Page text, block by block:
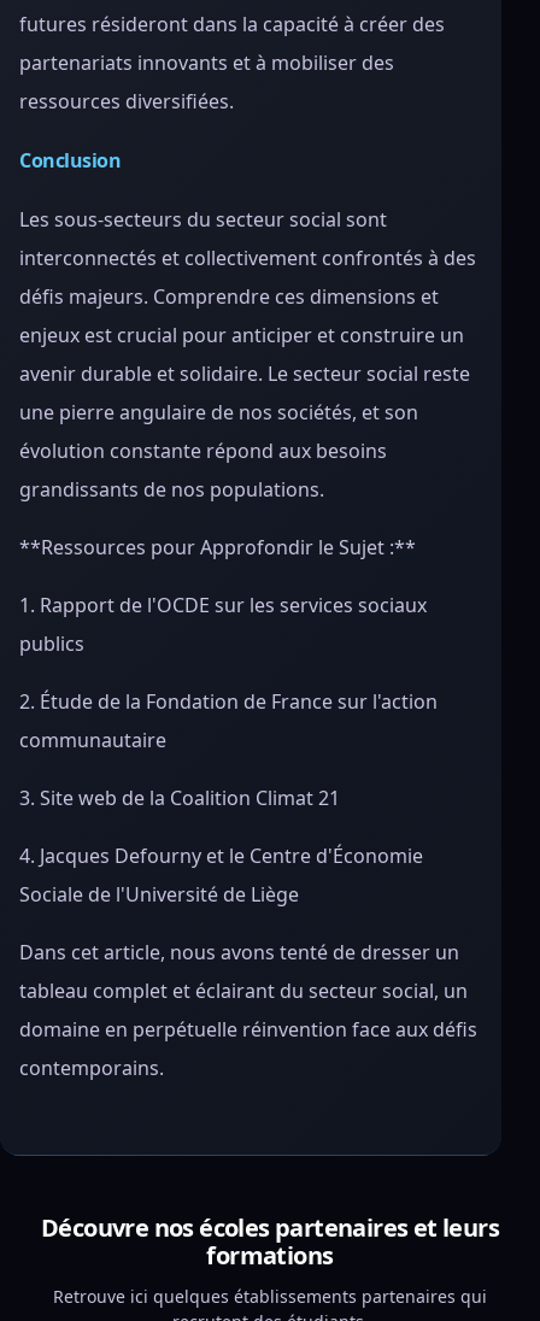
futures résideront dans la capacité à créer des
partenariats innovants et à mobiliser des
ressources diversifiées.
Conclusion
Les sous-secteurs du secteur social sont
interconnectés et collectivement confrontés à des
défis majeurs. Comprendre ces dimensions et
enjeux est crucial pour anticiper et construire un
avenir durable et solidaire. Le secteur social reste
une pierre angulaire de nos sociétés, et son
évolution constante répond aux besoins
grandissants de nos populations.
**Ressources pour Approfondir le Sujet :**
1. Rapport de l'OCDE sur les services sociaux
publics
2. Étude de la Fondation de France sur l'action
communautaire
3. Site web de la Coalition Climat 21
4. Jacques Defourny et le Centre d'Économie
Sociale de l'Université de Liège
Dans cet article, nous avons tenté de dresser un
tableau complet et éclairant du secteur social, un
domaine en perpétuelle réinvention face aux défis
contemporains.
Découvre nos écoles partenaires et leurs
formations
Retrouve ici quelques établissements partenaires qui